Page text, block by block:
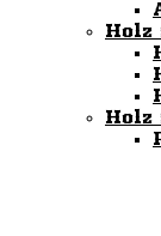
Holz
Holz